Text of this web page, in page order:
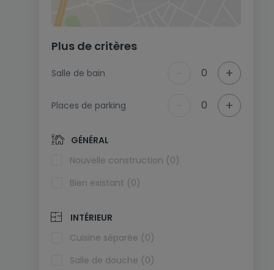
Plus de critères
Salle de bain 0 +
Places de parking 0 +
GÉNÉRAL
Nouvelle construction (0)
Bien existant (0)
INTÉRIEUR
Cuisine séparée (0)
Salle de douche (0)